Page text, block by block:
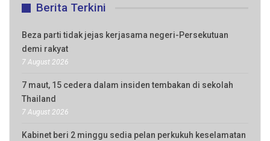
Berita Terkini
Beza parti tidak jejas kerjasama negeri-Persekutuan
demi rakyat
7 August 2026
7 maut, 15 cedera dalam insiden tembakan di sekolah
Thailand
7 August 2026
Kabinet beri 2 minggu sedia pelan perkukuh keselamatan